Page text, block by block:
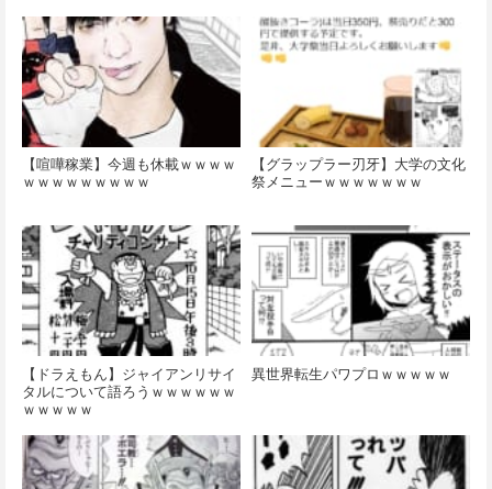
【喧嘩稼業】今週も休載ｗｗｗｗ
ｗｗｗｗｗｗｗｗｗ
【グラップラー刃牙】大学の文化
祭メニューｗｗｗｗｗｗｗ
【ドラえもん】ジャイアンリサイ
タルについて語ろうｗｗｗｗｗｗ
ｗｗｗｗｗ
異世界転生パワプロｗｗｗｗｗ